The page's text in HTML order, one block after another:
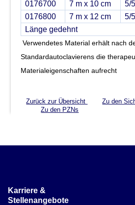
0176700
7 m x 10 cm 5/
0176800
7 m x 12 cm 5/
Länge gedehnt
Verwendetes Material erhält nach
Standardautoclavierens die
Materialeigenschaften aufrecht
Zurück zur Übersicht
Zu den
Zu den PZNs
Karriere &
Stellenangebote